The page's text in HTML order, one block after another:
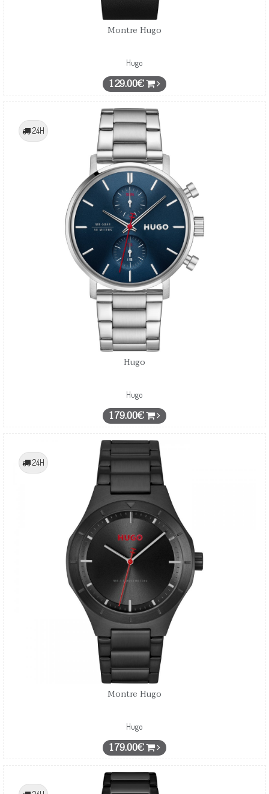
Montre Hugo
Hugo
129.00€
24H
Hugo
Hugo
179.00€
24H
Montre Hugo
Hugo
179.00€